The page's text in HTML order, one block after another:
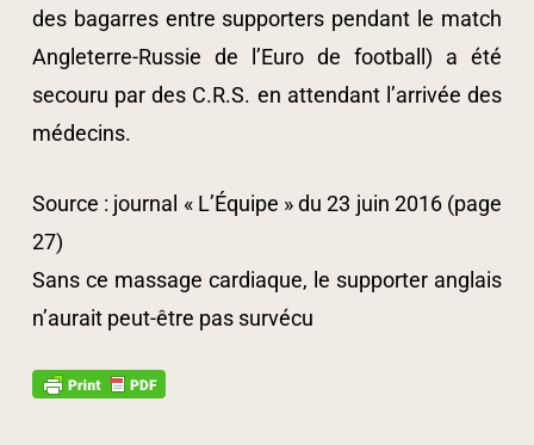
des bagarres entre supporters pendant le match
Angleterre-Russie de l’Euro de football) a été
secouru par des C.R.S. en attendant l’arrivée des
médecins.
Source : journal « L’Équipe » du 23 juin 2016 (page
27)
Sans ce massage cardiaque, le supporter anglais
n’aurait peut-être pas survécu